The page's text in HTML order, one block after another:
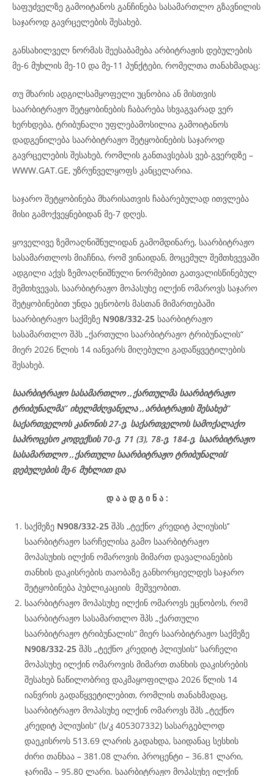
საფუძველზე გამოიტანოს განჩინება სასამართლო გზავნილის
საჯაროდ გავრცელების შესახებ.
განსახილველ ნორმას შეესაბამება არბიტრაჟის დებულების
მე-6 მუხლის მე-10 და მე-11 პუნქტები, რომელთა თანახმადაც:
თუ მხარის ადგილსამყოფელი უცნობია ან მისთვის
საარბიტრაჟო შეტყობინების ჩაბარება სხვაგვარად ვერ
ხერხდება, ტრიბუნალი უფლებამოსილია გამოიტანოს
დადგენილება საარბიტრაჟო შეტყობინების საჯაროდ
გავრცელების შესახებ, რომლის განთავსებას ვებ-გვერდზე –
WWW.GAT.GE, უზრუნველყოფს კანცელარია.
საჯარო შეტყობინება მხარისათვის ჩაბარებულად ითვლება
მისი გამოქვეყნებიდან მე-7 დღეს.
ყოველივე ზემოაღნიშნულიდან გამომდინარე, საარბიტრაჟო
სასამართლოს მიაჩნია, რომ ვინაიდან, მოცემულ შემთხვევაში
ადგილი აქვს ზემოაღნიშნული ნორმებით გათვალისწინებულ
შემთხვევას, საარბიტრაჟო მოპასუხე ილქინ ომაროვს საჯარო
შეტყობინებით უნდა ეცნობოს მასთან მიმართებაში
საარბიტრაჟო საქმეზე N908/332-25 საარბიტრაჟო
სასამართლო შპს „ქართული საარბიტრაჟო ტრიბუნალის“
მიერ 2026 წლის 14 იანვარს მიღებული გადაწყვეტილების
შესახებ.
საარბიტრაჟო სასამართლო ,,ქართულმა საარბიტრაჟო
ტრიბუნალმა’’ იხელმძღვანელა ,,არბიტრაჟის შესახებ’’
საქართველოს კანონის 27-ე, საქართველოს სამოქალაქო
საპროცესო კოდექსის 70-ე, 71 (3), 78-ე, 184-ე, საარბიტრაჟო
სასამართლო ,,ქართული საარბიტრაჟო ტრიბუნალის’
დებულების მე-6 მუხლით და
დ ა ა დ გ ი ნ ა :
საქმეზე N908/332-25 შპს ,,ტექნო კრედიტ პლიუსის’’
საარბიტრაჟო სარჩელისა გამო საარბიტრაჟო
მოპასუხის ილქინ ომაროვის მიმართ დავალიანების
თანხის დაკისრების თაობაზე განხორციელდეს საჯარო
შეტყობინება პუბლიკაციის მეშვეობით.
საარბიტრაჟო მოპასუხე ილქინ ომაროვს ეცნობოს, რომ
საარბიტრაჟო სასამართლო შპს „ქართული
საარბიტრაჟო ტრიბუნალის“ მიერ საარბიტრაჟო საქმეზე
N908/332-25 შპს „ტექნო კრედიტ პლიუსის“ სარჩელი
მოპასუხე ილქინ ომაროვის მიმართ თანხის დაკისრების
შესახებ ნაწილობრივ დაკმაყოფილდა 2026 წლის 14
იანვრის გადაწყვეტილებით, რომლის თანახმადაც,
საარბიტრაჟო მოპასუხე ილქინ ომაროვს შპს „ტექნო
კრედიტ პლიუსის“ (ს/კ 405307332) სასარგებლოდ
დაეკისროს 513.69 ლარის გადახდა, საიდანაც სესხის
ძირი თანხაა – 381.08 ლარი, პროცენტი – 36.81 ლარი,
ჯარიმა – 95.80 ლარი. საარბიტრაჟო მოპასუხე ილქინ